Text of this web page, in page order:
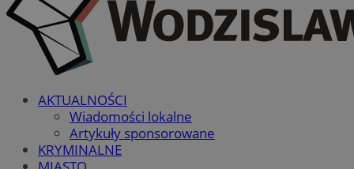
AKTUALNOŚCI
Wiadomości lokalne
Artykuły sponsorowane
KRYMINALNE